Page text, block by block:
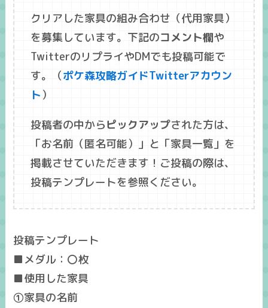
クリアした家具の組み合わせ（代用家具）
を募集しています。下記のコメント欄や
TwitterのリプライやDMでも投稿可能で
す。（ポケ森攻略ガイドTwitterアカウン
ト ）
投稿者の中からピックアップされた方は、
「お名前 （匿名可能）」と「家具一覧」を
掲載させていただきます！ご投稿の際は、
投稿テンプレートを参照ください。
投稿テンプレート
■メダル：〇枚
■使用した家具
①家具の名前